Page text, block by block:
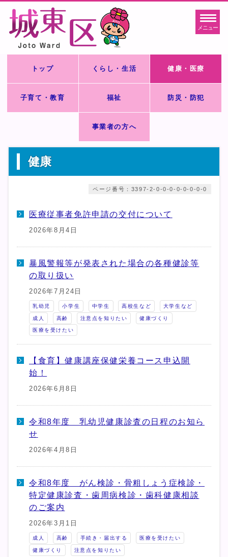
メニュー
トップ くらし・生活 健康・医療
子育て・教育 福祉 防災・防犯
事業者の方へ
健康
ページ番号：3397-2-0-0-0-0-0-0-0-0
医療従事者免許申請の交付について
2026年8月4日
暴風警報等が発表された場合の各種健診等
の取り扱い
2026年7月24日
乳幼児 小学生 中学生 高校生など 大学生など
成人 高齢 注意点を知りたい 健康づくり
医療を受けたい
【食育】健康講座保健栄養コース申込開
始！
2026年6月8日
令和8年度 乳幼児健康診査の日程のお知ら
せ
2026年4月8日
令和8年度 がん検診・骨粗しょう症検診・
特定健康診査・歯周病検診・歯科健康相談
のご案内
2026年3月1日
成人 高齢 手続き・届出する 医療を受けたい
健康づくり 注意点を知りたい